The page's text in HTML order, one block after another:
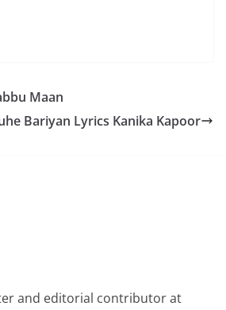
Maan
Bariyan Lyrics Kanika Kapoor
and editorial contributor at